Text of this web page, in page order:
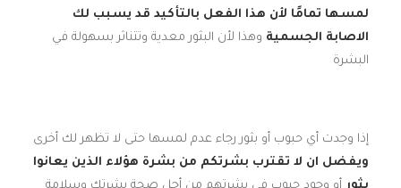
لمسها تمامًا لأن هذا الفعل بالتأكيد قد يسبب لك
الاصابة الجسمية وهذا لأن البثور معدية وتتناثر بسهولة في
البشرة
إذا وجدت أي حبوب أو بثور رجاء عدم لمسها حتى لا تظهر لك أخرى
ويفضل ان لا تقترب بشرتكم من بشرة هؤلاء الذين يعانوا